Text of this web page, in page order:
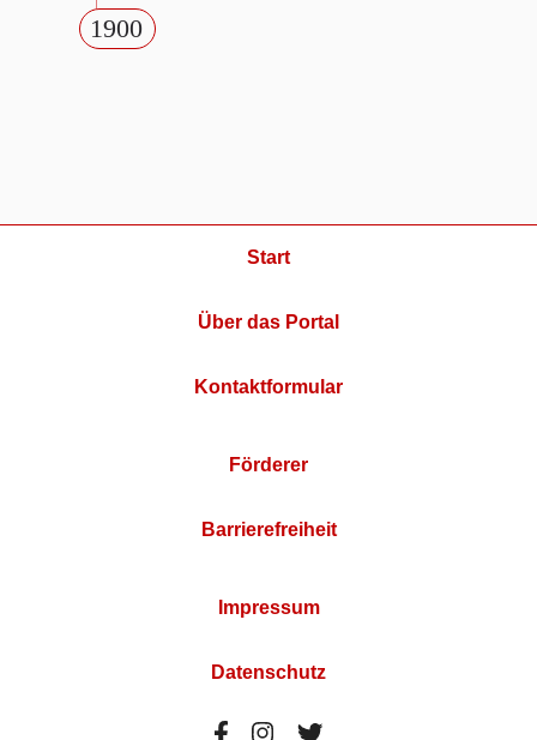
1900
Start
Über das Portal
Kontaktformular
Förderer
Barrierefreiheit
Impressum
Datenschutz